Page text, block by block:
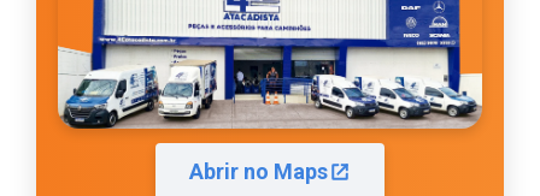
Abrir no Maps